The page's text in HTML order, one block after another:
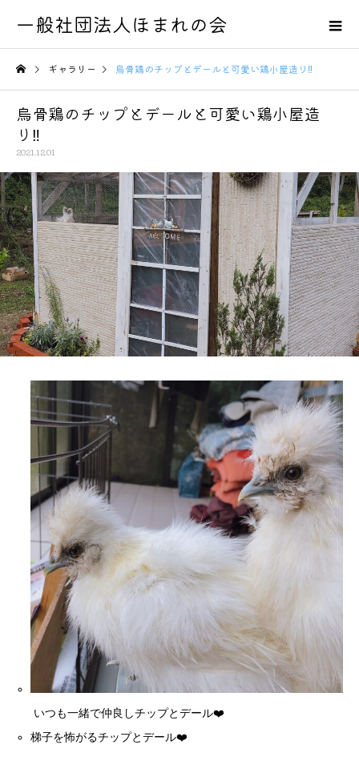
一般社団法人ほまれの会
ギャラリー 烏骨鶏のチップとデールと可愛い鶏小屋造り‼️
烏骨鶏のチップとデールと可愛い鶏小屋造
り‼️
2021.12.01
いつも一緒で仲良しチップとデール❤️
梯子を怖がるチップとデール❤️